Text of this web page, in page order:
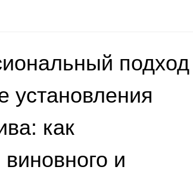
подход
установления
как
и